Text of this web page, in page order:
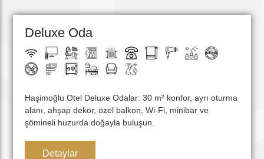
Deluxe Oda
Haşimoğlu Otel Deluxe Odalar: 30 m² konfor, ayrı oturma
alanı, ahşap dekor, özel balkon, Wi-Fi, minibar ve
şömineli huzurda doğayla buluşun.
Detaylar